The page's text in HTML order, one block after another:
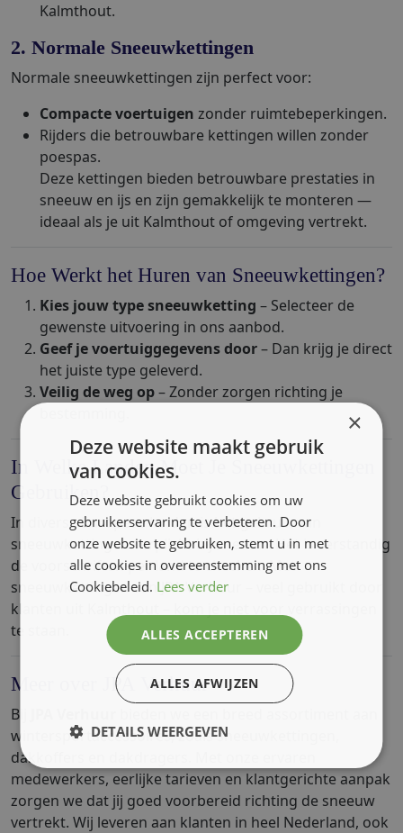
Kalmthout.
2. Normale Sneeuwkettingen
Normale sneeuwkettingen zijn perfect voor:
Compacte voertuigen zonder ruimtebeperkingen.
Rijders die betrouwbare kettingen willen zonder
poespas.
Deze kettingen bieden betrouwbare prestaties in
sneeuw en ijs en zijn gemakkelijk te monteren —
ideaal als je uit Kalmthout of omgeving vertrekt.
Hoe Werkt het Huren van Sneeuwkettingen?
Kies jouw type sneeuwketting – Selecteer de
gewenste uitvoering in ons aanbod.
Geef je voertuiggegevens door– Dan krijg je direct
het juiste type geleverd.
Veilig de weg op– Zonder zorgen richting je
In Welke Landen Moet Je Sneeuwkettingen
Gebruiken?
In diverse Europese landen is het gebruik van
sneeuwkettingen verplicht bij sneeuw. Het is verstandig
de voorschriften per land te checken. Met
sneeuwkettingen van JPA Verhuur – veel gebruikt door
klanten uit Kalmthout – kom je niet voor verrassingen
te staan.
Meer over JPA Verhuur
Bij
wintersportaccessoires, zoals sneeuwkettingen,
dakkoffers en dakdragers. Met onze ervaren
medewerkers, eerlijke tarieven en klantgerichte aanpak
zorgen we dat jij goed voorbereid richting de sneeuw
vertrekt. Wij leveren aan klanten in heel Nederland, ook
×
Deze website maakt gebruik
van cookies.
Deze website gebruikt cookies om uw
gebruikerservaring te verbeteren. Door
onze website te gebruiken, stemt u in met
alle cookies in overeenstemming met ons
Cookiebeleid. Lees verder
ALLES ACCEPTEREN
ALLES AFWIJZEN
DETAILS WEERGEVEN